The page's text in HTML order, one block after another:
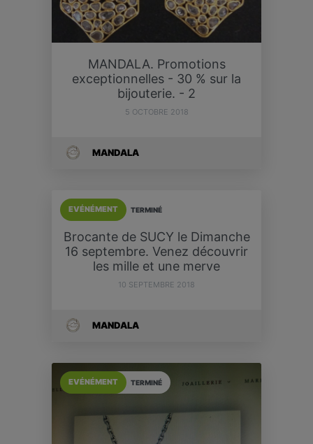
MANDALA. Promotions
exceptionnelles - 30 % sur la
bijouterie. - 2
5 OCTOBRE 2018
MANDALA
TERMINÉ
EVÉNÉMENT
Brocante de SUCY le Dimanche
16 septembre. Venez découvrir
les mille et une merve
10 SEPTEMBRE 2018
MANDALA
TERMINÉ
EVÉNÉMENT